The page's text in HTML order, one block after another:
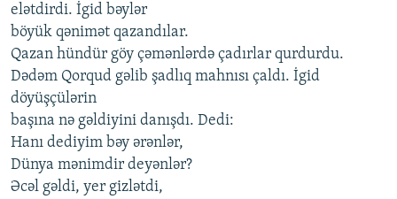
elətdirdi. İgid bəylər
böyük qənimət qazandılar.
Qazan hündür göy çəmənlərdə çadırlar qurdurdu.
Dədəm Qorqud gəlib şadlıq mahnısı çaldı. İgid
döyüşçülərin
başına nə gəldiyini danışdı. Dedi:
Hanı dediyim bəy ərənlər,
Dünya mənimdir deyənlər?
Əcəl gəldi, yer gizlətdi,